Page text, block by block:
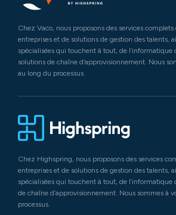
Chez Vaco, nous proposons des services complets
entreprises et de solutions de gestion des talents,
spécialisées qui touchent à tout, de l’informatique
solutions de chaîne d’approvisionnement. Nous
au long du processus.
Chez Highspring, nous proposons des services
entreprises et de solutions de gestion des talents,
spécialisées qui touchent à tout, de l’informatique
de chaîne d’approvisionnement. Nous sommes à
processus.